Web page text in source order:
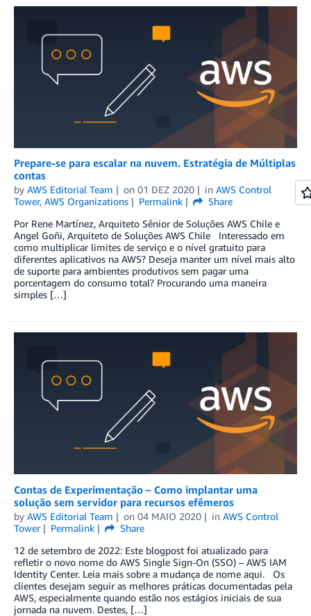
Prepare-se para escalar na nuvem. Estratégia de Múltiplas
contas
by AWS Editorial Team on 01 DEZ 2020 in AWS Control
Tower, AWS Organizations Permalink
Share
Por Rene Martínez, Arquiteto Sênior de Soluções AWS Chile e
Angel Goñi, Arquiteto de Soluções AWS Chile Interessado em
como multiplicar limites de serviço e o nível gratuito para
diferentes aplicativos na AWS? Deseja manter um nível mais alto
de suporte para ambientes produtivos sem pagar uma
porcentagem do consumo total? Procurando uma maneira
simples […]
Contas de Experimentação – Como implantar uma
solução sem servidor para recursos efêmeros
by AWS Editorial Team on 04 MAIO 2020 in AWS Control
Tower
Permalink
Share
12 de setembro de 2022: Este blogpost foi atualizado para
refletir o novo nome do AWS Single Sign-On (SSO) – AWS IAM
Identity Center. Leia mais sobre a mudança de nome aqui. Os
clientes desejam seguir as melhores práticas documentadas pela
AWS, especialmente quando estão nos estágios iniciais de sua
jornada na nuvem. Destes, […]